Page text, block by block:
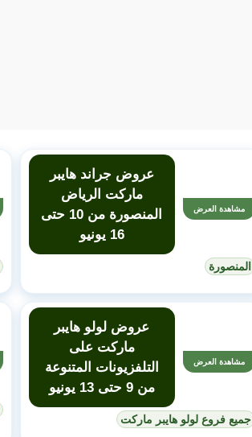
مشاهدة العرض
عروض جراند هايبر
ماركت الرياض
المنصورة من 10 حتى
16 يونيو
المنصورة
مشاهدة العرض
عروض لولو هايبر
ماركت على
التلفزيونات المتنوعة
من 9 حتى 13 يونيو
جميع فروع لولو هايبر ماركت